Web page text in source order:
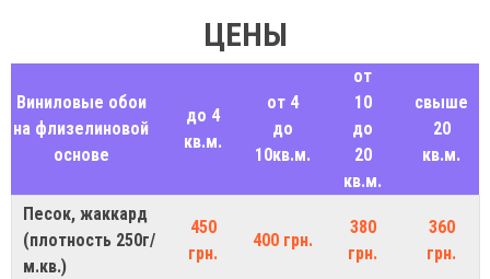
ЦЕНЫ
Виниловые обои
на флизелиновой
основе
до 4
кв.м.
от 4
до
10кв.м.
от
10
до
20
кв.м.
свыше
20
кв.м.
Песок, жаккард
(плотность 250г/
м.кв.)
450
грн.
400 грн.
380
грн.
360
грн.